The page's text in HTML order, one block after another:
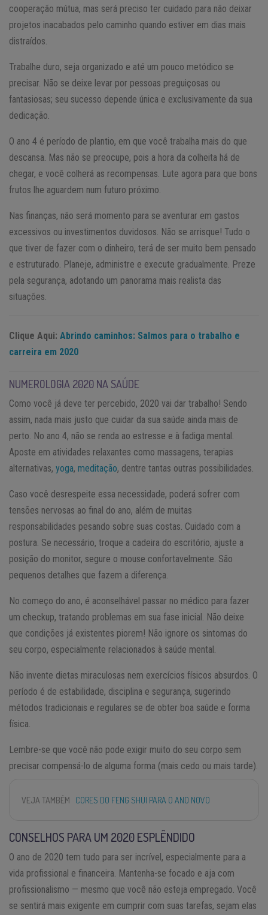
cooperação mútua, mas será preciso ter cuidado para não deixar
projetos inacabados pelo caminho quando estiver em dias mais
distraídos.
Trabalhe duro, seja organizado e até um pouco metódico se
precisar. Não se deixe levar por pessoas preguiçosas ou
fantasiosas; seu sucesso depende única e exclusivamente da sua
dedicação.
O ano 4 é período de plantio, em que você trabalha mais do que
descansa. Mas não se preocupe, pois a hora da colheita há de
chegar, e você colherá as recompensas. Lute agora para que bons
frutos lhe aguardem num futuro próximo.
Nas finanças, não será momento para se aventurar em gastos
excessivos ou investimentos duvidosos. Não se arrisque! Tudo o
que tiver de fazer com o dinheiro, terá de ser muito bem pensado
e estruturado. Planeje, administre e execute gradualmente. Preze
pela segurança, adotando um panorama mais realista das
situações.
Clique Aqui: Abrindo caminhos: Salmos para o trabalho e
carreira em 2020
NUMEROLOGIA 2020 NA SAÚDE
Como você já deve ter percebido, 2020 vai dar trabalho! Sendo
assim, nada mais justo que cuidar da sua saúde ainda mais de
perto. No ano 4, não se renda ao estresse e à fadiga mental.
Aposte em atividades relaxantes como massagens, terapias
alternativas, yoga, meditação, dentre tantas outras possibilidades.
Caso você desrespeite essa necessidade, poderá sofrer com
tensões nervosas ao final do ano, além de muitas
responsabilidades pesando sobre suas costas. Cuidado com a
postura. Se necessário, troque a cadeira do escritório, ajuste a
posição do monitor, segure o mouse confortavelmente. São
pequenos detalhes que fazem a diferença.
No começo do ano, é aconselhável passar no médico para fazer
um checkup, tratando problemas em sua fase inicial. Não deixe
que condições já existentes piorem! Não ignore os sintomas do
seu corpo, especialmente relacionados à saúde mental.
Não invente dietas miraculosas nem exercícios físicos absurdos. O
período é de estabilidade, disciplina e segurança, sugerindo
métodos tradicionais e regulares se de obter boa saúde e forma
física.
Lembre-se que você não pode exigir muito do seu corpo sem
precisar compensá-lo de alguma forma (mais cedo ou mais tarde).
VEJA TAMBÉM CORES DO FENG SHUI PARA O ANO NOVO
CONSELHOS PARA UM 2020 ESPLÊNDIDO
O ano de 2020 tem tudo para ser incrível, especialmente para a
vida profissional e financeira. Mantenha-se focado e aja com
profissionalismo — mesmo que você não esteja empregado. Você
se sentirá mais exigente em cumprir com suas tarefas, sejam elas